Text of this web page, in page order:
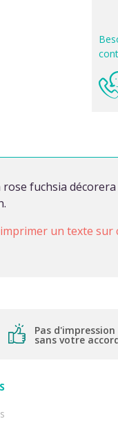
fuchsia
un texte sur
Pas d'impression
sans votre